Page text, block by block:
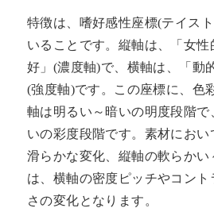
特徴は、嗜好感性座標(テイス
いることです。縦軸は、「女
好」(濃度軸)で、横軸は、「動
(強度軸)です。この座標に、色
軸は明るい～暗いの明度段階
いの彩度段階です。素材におい
滑らかな変化、縦軸の軟らかい
は、横軸の密度ピッチやコント
さの変化となります。